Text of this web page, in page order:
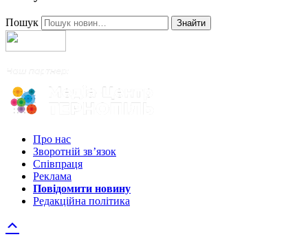
Пошук Знайти
Про нас
Зворотній зв’язок
Співпраця
Реклама
Повідомити новину
Редакційна політика